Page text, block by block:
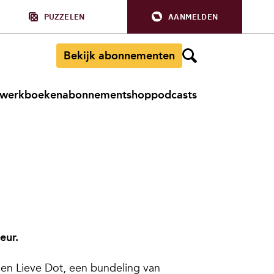
PUZZELEN AANMELDEN
Bekijk abonnementen
werkboekenabonnementshoppodcasts
en Lieve Dot, een bundeling van